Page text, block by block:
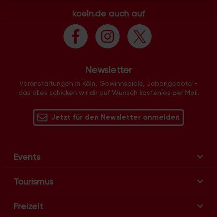
weiteren Daten zusammen, die Sie ihnen bereitgestellt
gesammelt haben.
koeln.de auch auf
Newsletter
Veranstaltungen in Köln, Gewinnspiele, Jobangebote -
das alles schicken wir dir auf Wunsch kostenlos per Mail.
Jetzt für den Newsletter anmelden
Events
Tourismus
Freizeit